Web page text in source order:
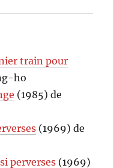
train pour
ho
(1985) de
(1969) de
perverses (1969)